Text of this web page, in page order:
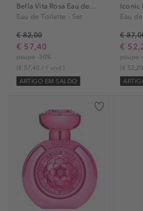
Bella Vita Rosa Eau de...
Eau de Toilette - Set
€ 82,00
€ 57,40
poupe -30%
(€ 57,40 / 1 und.)
ARTIGO EM SALDO
Eau
€
€
poupe
(€